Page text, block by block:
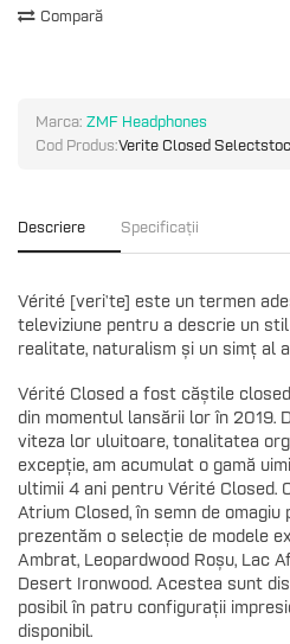
Compară
Marca: ZMF Headphones
Cod Produs:Verite Closed
Descriere Specificații
Vérité [veri'te] este un termen
televiziune pentru a descrie un
realitate, naturalism și un simț al
Vérité Closed a fost căștile
din momentul lansării lor în 2019.
viteza lor uluitoare, tonalitatea
excepție, am acumulat o gamă
ultimii 4 ani pentru Vérité Closed.
Atrium Closed, în semn de
prezentăm o selecție de modele
Ambrat, Leopardwood Roșu, Lac
Desert Ironwood. Acestea sunt
posibil în patru configurații
disponibil.